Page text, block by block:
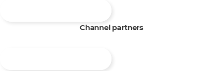
Channel partners